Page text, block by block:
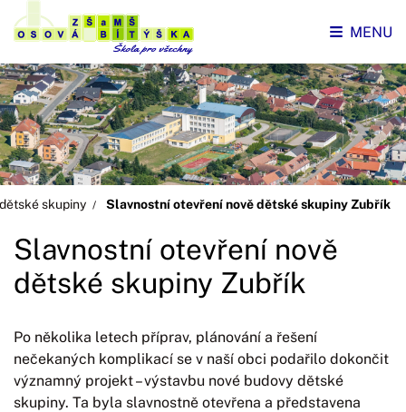
MENU
skupiny Slavnostní otevření nově dětské skupiny Zubřík
Slavnostní otevření nově
dětské skupiny Zubřík
Po několika letech příprav, plánování a řešení
nečekaných komplikací se v naší obci podařilo dokončit
významný projekt – výstavbu nové budovy dětské
skupiny. Ta byla slavnostně otevřena a představena